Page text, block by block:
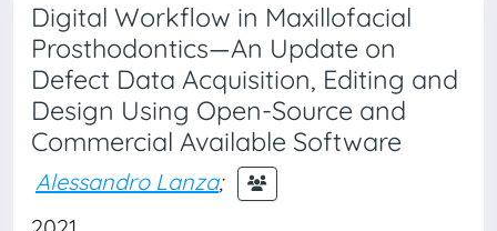
Digital Workflow in Maxillofacial
Prosthodontics—An Update on
Defect Data Acquisition, Editing and
Design Using Open-Source and
Commercial Available Software
Alessandro Lanza;